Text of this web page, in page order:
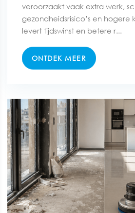
veroorzaakt vaak extra werk,
gezondheidsrisico’s en hogere
levert tijdswinst en betere r...
ONTDEK MEER